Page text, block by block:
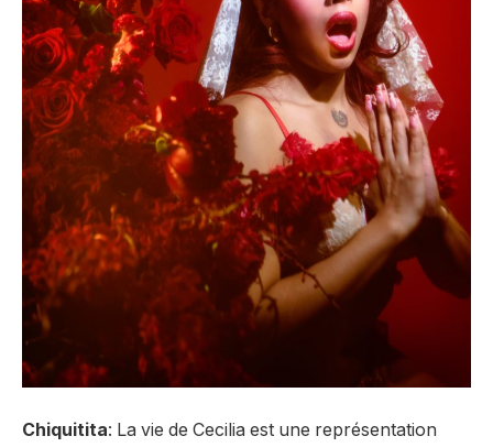
Chiquitita: La vie de Cecilia est une représentation